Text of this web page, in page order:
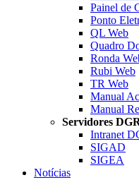
Painel de
Ponto
QL Web
Quadro
Ronda
Rubi Web
TR Web
Manual
Manual
Servidores
Intranet
SIGAD
SIGEA
Notícias